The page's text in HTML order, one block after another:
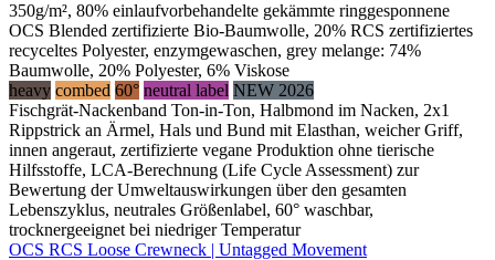
350g/m², 80% einlaufvorbehandelte gekämmte ringgesponnene
OCS Blended zertifizierte Bio-Baumwolle, 20% RCS zertifiziertes
recyceltes Polyester, enzymgewaschen, grey melange: 74%
Baumwolle, 20% Polyester, 6% Viskose
heavy combed 60° neutral label NEW 2026
Fischgrät-Nackenband Ton-in-Ton, Halbmond im Nacken, 2x1
Rippstrick an Ärmel, Hals und Bund mit Elasthan, weicher Griff,
innen angeraut, zertifizierte vegane Produktion ohne tierische
Hilfsstoffe, LCA-Berechnung (Life Cycle Assessment) zur
Bewertung der Umweltauswirkungen über den gesamten
Lebenszyklus, neutrales Größenlabel, 60° waschbar,
trocknergeeignet bei niedriger Temperatur
OCS RCS Loose Crewneck | Untagged Movement